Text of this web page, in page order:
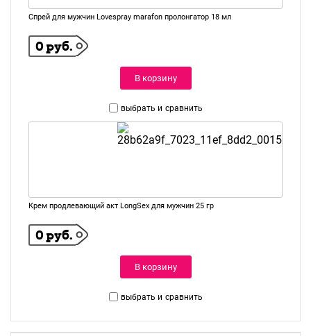
Спрей для мужчин Lovespray marafon пролонгатор 18 мл
0 руб.
В корзину
выбрать и сравнить
Крем продлевающий акт LongSex для мужчин 25 гр
0 руб.
В корзину
выбрать и сравнить